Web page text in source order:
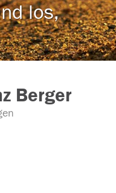
los,
Berger